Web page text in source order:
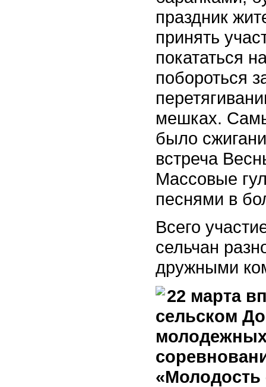
праздник
принять
покататься
побороться
мешках.
было
встреча
Массовые
песнями в
Всего
сельчан
дружными
22 марта
сельском
«Молодость